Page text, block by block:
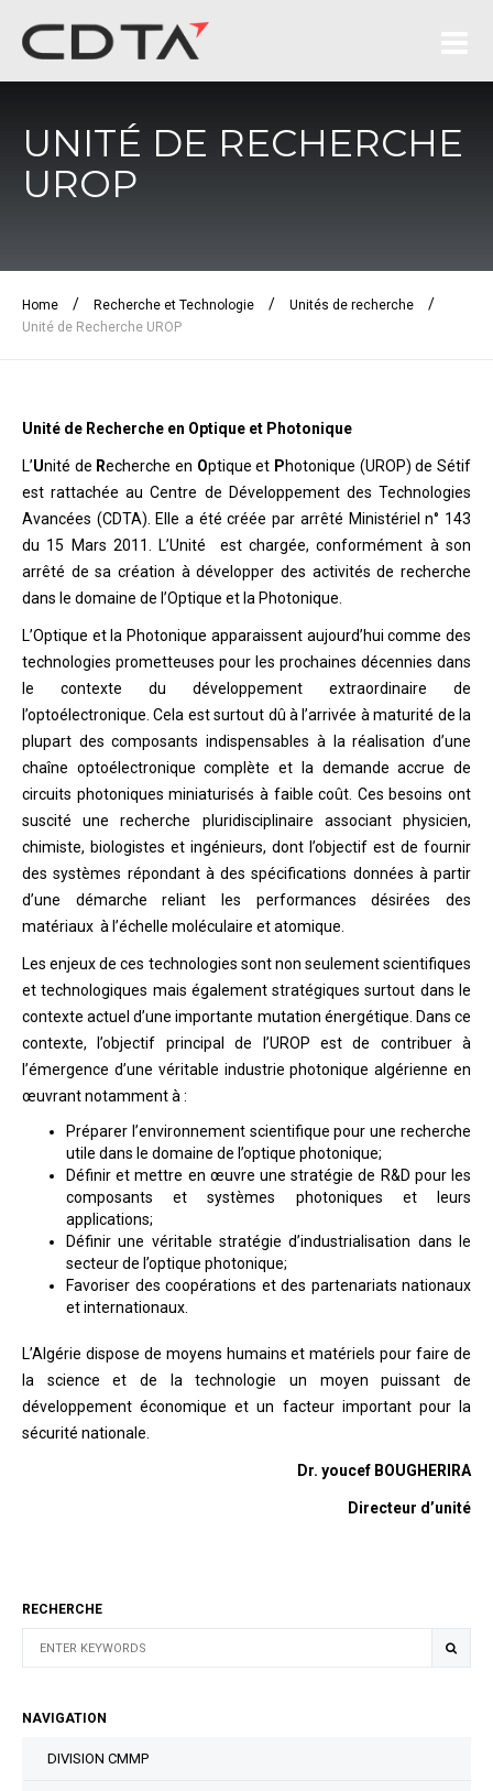
UNITÉ DE RECHERCHE
UROP
Home / Recherche et Technologie / Unités de recherche /
Unité de Recherche UROP
Unité de Recherche en Optique et Photonique
L’Unité de Recherche en Optique et Photonique (UROP) de Sétif
est rattachée au Centre de Développement des Technologies
Avancées (CDTA). Elle a été créée par arrêté Ministériel n° 143
du 15 Mars 2011. L’Unité est chargée, conformément à son
arrêté de sa création à développer des activités de recherche
dans le domaine de l’Optique et la Photonique.
L’Optique et la Photonique apparaissent aujourd’hui comme des
technologies prometteuses pour les prochaines décennies dans
le contexte du développement extraordinaire de
l’optoélectronique. Cela est surtout dû à l’arrivée à maturité de la
plupart des composants indispensables à la réalisation d’une
chaîne optoélectronique complète et la demande accrue de
circuits photoniques miniaturisés à faible coût. Ces besoins ont
suscité une recherche pluridisciplinaire associant physicien,
chimiste, biologistes et ingénieurs, dont l’objectif est de fournir
des systèmes répondant à des spécifications données à partir
d’une démarche reliant les performances désirées des
matériaux à l’échelle moléculaire et atomique.
Les enjeux de ces technologies sont non seulement scientifiques
et technologiques mais également stratégiques surtout dans le
contexte actuel d’une importante mutation énergétique. Dans ce
contexte, l’objectif principal de l’UROP est de contribuer à
l’émergence d’une véritable industrie photonique algérienne en
œuvrant notamment à :
Préparer l’environnement scientifique pour une recherche
utile dans le domaine de l’optique photonique;
Définir et mettre en œuvre une stratégie de R&D pour les
composants et systèmes photoniques et leurs
applications;
Définir une véritable stratégie d’industrialisation dans le
secteur de l’optique photonique;
Favoriser des coopérations et des partenariats nationaux
et internationaux.
L’Algérie dispose de moyens humains et matériels pour faire de
la science et de la technologie un moyen puissant de
développement économique et un facteur important pour la
sécurité nationale.
Dr. youcef BOUGHERIRA
Directeur d’unité
RECHERCHE
NAVIGATION
DIVISION CMMP